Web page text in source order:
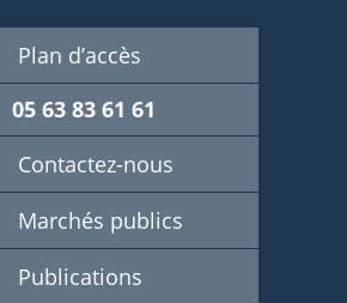
Plan d’accès
05 63 83 61 61
Contactez-nous
Marchés publics
Publications